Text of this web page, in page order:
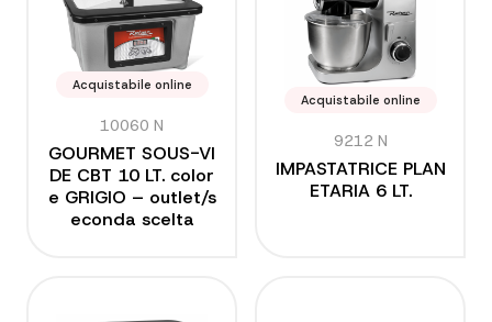
Acquistabile online
10060 N
GOURMET SOUS-VI
DE CBT 10 LT. color
e GRIGIO – outlet/s
econda scelta
Acquistabile online
9212 N
IMPASTATRICE PLAN
ETARIA 6 LT.